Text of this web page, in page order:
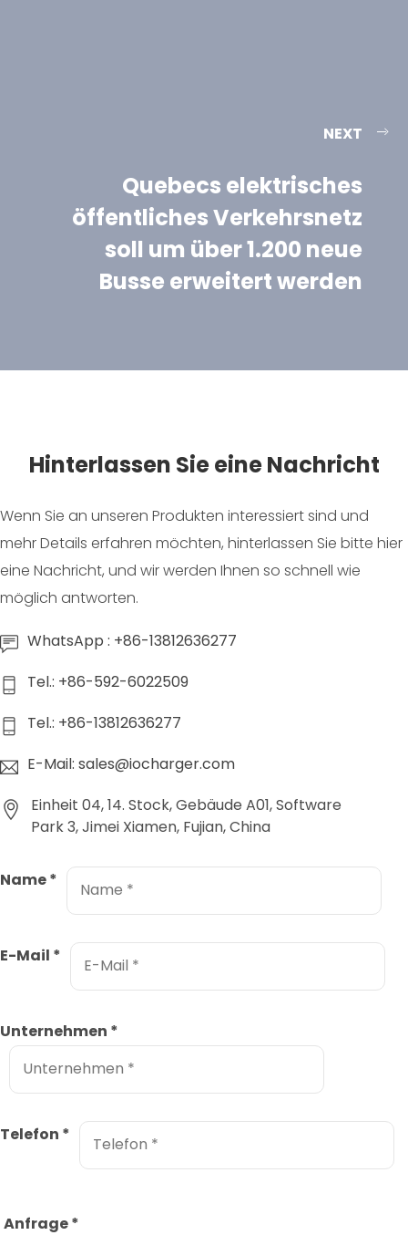
NEXT
Quebecs elektrisches
öffentliches Verkehrsnetz
soll um über 1.200 neue
Busse erweitert werden
Hinterlassen Sie eine Nachricht
Wenn Sie an unseren Produkten interessiert sind und
mehr Details erfahren möchten, hinterlassen Sie bitte hier
eine Nachricht, und wir werden Ihnen so schnell wie
möglich antworten.
WhatsApp : +86-13812636277
Tel.: +86-592-6022509
Tel.: +86-13812636277
E-Mail: sales@iocharger.com
Einheit 04, 14. Stock, Gebäude A01, Software
Park 3, Jimei Xiamen, Fujian, China
Name*
E-Mail *
Unternehmen *
Telefon *
Anfrage*